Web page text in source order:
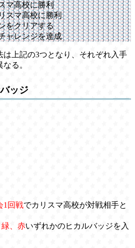
マ高校に勝利
スマ高校に勝利
をクリアする
ャレンジを達成
は上記の3つとなり、それぞれ入手
る。
ッジ
1回戦でカリスマ高校が対戦相手と
、赤いずれかのヒカルバッジを入